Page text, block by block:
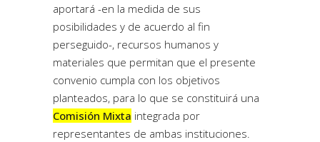
aportará -en la medida de sus
posibilidades y de acuerdo al fin
perseguido-, recursos humanos y
materiales que permitan que el presente
convenio cumpla con los objetivos
planteados, para lo que se constituirá una
Comisión Mixta integrada por
representantes de ambas instituciones.